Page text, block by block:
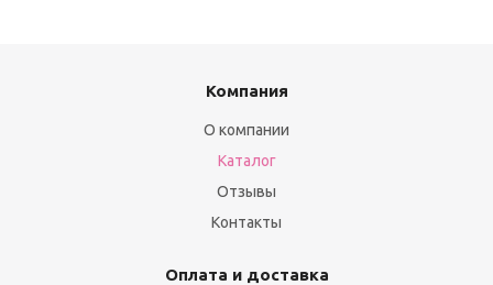
Компания
О компании
Каталог
Отзывы
Контакты
Оплата и доставка